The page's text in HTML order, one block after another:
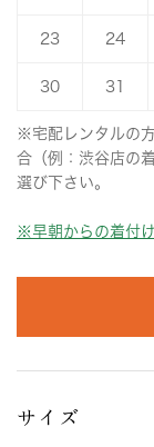
23 24
30 31
※宅配レンタルの
合（例：渋谷店の
選び下さい。
※早朝からの着付け
サイズ